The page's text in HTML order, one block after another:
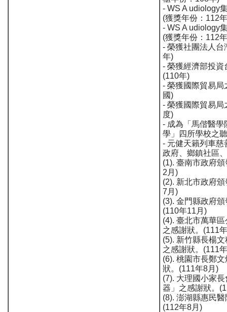
- WS A udiology
(獲獎年份：112
- WS A udiology
(獲獎年份：112
- 榮獲社團法人台
年)
- 榮獲經濟部投資
(110年)
- 榮獲國際貿易局
國)
- 榮獲國際貿易局
度)
- 成為「馬偕醫
學」四所學校之
- 元健天籟列車
政府、鄉鎮社區
(1). 臺南市政府
2月)
(2). 新北市政府
7月)
(3). 金門縣政府
(110年11月)
(4). 臺北市萬華
之感謝狀。(111
(5). 新竹縣長楊
之感謝狀。(111
(6). 桃園市長鄭
狀。(111年8月)
(7). 大理國小家
器」之感謝狀。
(8). 澎湖縣惠民
(112年8月)